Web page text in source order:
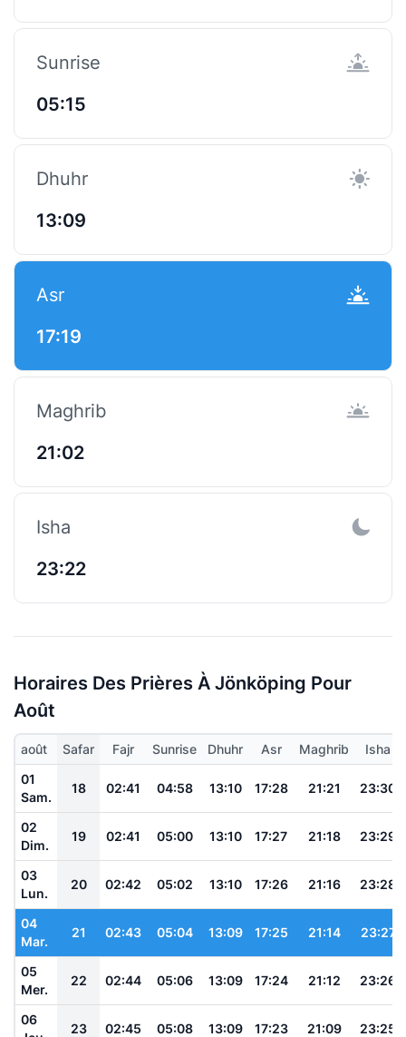
Sunrise
05:15
Dhuhr
13:09
Asr
17:19
Maghrib
21:02
Isha
23:22
Horaires Des Prières À Jönköping Pour
Août
août Safar Fajr Sunrise Dhuhr Asr Maghrib
Isha
01
Sam.
18 02:41 04:58 13:10 17:28 21:21 23:30
02
Dim.
19 02:41 05:00 13:10 17:27 21:18 23:29
03
Lun.
20 02:42 05:02 13:10 17:26 21:16 23:28
04
Mar.
21 02:43 05:04 13:09 17:25 21:14 23:27
05
Mer.
22 02:44 05:06 13:09 17:24 21:12 23:26
06
23 02:45 05:08 13:09 17:23 21:09 23:25